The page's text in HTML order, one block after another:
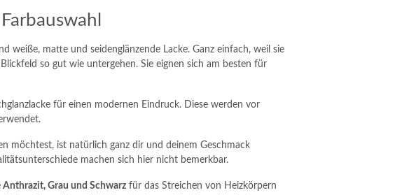
weiße, matte und seidenglänzende Lacke. Ganz einfach, weil sie
so gut wie untergehen. Sie eignen sich am besten für
für einen modernen Eindruck. Diese werden vor
möchtest, ist natürlich ganz dir und deinem Geschmack
machen sich hier nicht bemerkbar.
Anthrazit, Grau und Schwarz für das Streichen von Heizkörpern